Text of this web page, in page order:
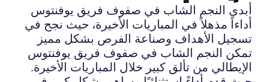
أبدى النجم الشاب في صفوف فريق يوفنتوس
أداءاً مذهلاً في المباريات الأخيرة، حيث نجح في
تسجيل الأهداف وصناعة الفرص بشكل مميز
تمكن النجم الشاب في صفوف فريق يوفنتوس
الإيطالي من تألق كبير خلال المباريات الأخيرة.